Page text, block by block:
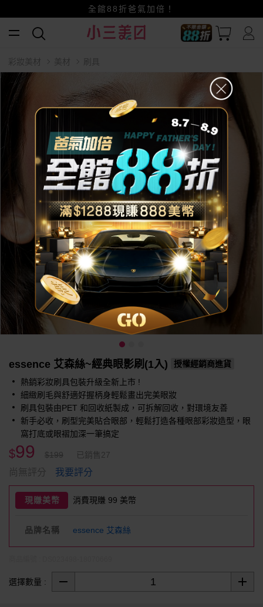
賺美幣~換好禮~立即換GO~
小三美日x全支付~美幣+全點折上折超划算
全館88折爸氣加倍！
彩妝美材 美材 刷具
essence 艾森絲~經典眼影刷(1入)
授權經銷商進貨
熱銷彩妝刷具包裝升級全新上市 !
細緻刷毛與舒適好握柄身輕鬆畫出完美眼妝
刷具包裝由PET 和回收紙製成，可拆解回收，對環境友善
新手必收，刷型完美貼合眼部，輕鬆打造各種眼部彩妝造型，眼
窩打底或眼褶加深一筆搞定
$99 $199 已銷售27
尚無評分 我要評分
現賺美幣 消費現賺 99 美幣
品牌名稱 essence 艾森絲
選擇數量 :